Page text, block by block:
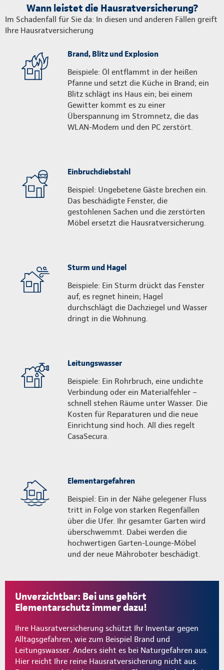
Wann leistet die Hausratversicherung?
Im Schadenfall für Sie da: In diesen und anderen Fällen greift
Ihre Hausratversicherung
Brand, Blitz und Explosion
Beispiele: Öl entflammt in der heißen
Pfanne und setzt die Küche in Brand; ein
Blitz schlägt ins Haus ein; bei einem
Gewitter kommt es zu einer
Überspannung im Stromnetz, die das
WLAN-Modem und den PC zerstört.
Einbruchdiebstahl
Beispiel: Ungebetene Gäste brechen ein.
Das beschädigte Fenster, die
gestohlenen Sachen und die zerstörten
Möbel ersetzt die Hausratversicherung.
Sturm und Hagel
Beispiele: Ein Sturm drückt das Fenster
auf, es regnet hinein; Hagel
durchschlägt die Dachziegel und Wasser
dringt in die Wohnung.
Leitungswasser
Beispiele: Ein Rohrbruch, eine undichte
Verbindung oder ein Materialfehler –
schnell stehen Räume unter Wasser. Die
Kosten für Reparaturen und die neue
Einrichtung sind hoch. All dies regelt
CasaSecura.
Elementargefahren
Beispiel: Ein in der Nähe gelegener Fluss
tritt in Folge von starken Regenfällen
über die Ufer. Ihr gesamter Garten wird
überschwemmt. Dabei werden die
hochwertigen Garten-Lounge-Möbel
und der neue Mähroboter beschädigt.
Unverzichtbar: Bei uns gehört
Elementarschutz immer dazu!
Ihre Hausratversicherung schützt Ihr Inventar gegen
Alltagsgefahren, wie zum Beispiel Brand und
Leitungswasser. Anders sieht es bei Naturgefahren aus.
Hier reicht Ihre reine Hausratversicherung nicht aus.